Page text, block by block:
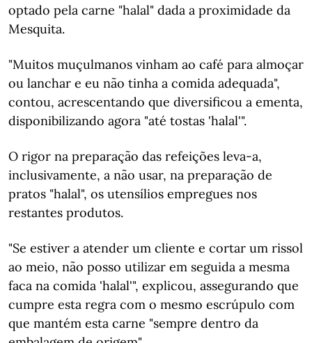
optado pela carne "halal" dada a proximidade da
Mesquita.
"Muitos muçulmanos vinham ao café para almoçar
ou lanchar e eu não tinha a comida adequada",
contou, acrescentando que diversificou a ementa,
disponibilizando agora "até tostas 'halal'".
O rigor na preparação das refeições leva-a,
inclusivamente, a não usar, na preparação de
pratos "halal", os utensílios empregues nos
restantes produtos.
"Se estiver a atender um cliente e cortar um rissol
ao meio, não posso utilizar em seguida a mesma
faca na comida 'halal'", explicou, assegurando que
cumpre esta regra com o mesmo escrúpulo com
que mantém esta carne "sempre dentro da